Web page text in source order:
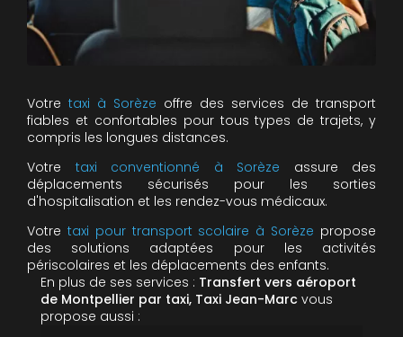
Votre taxi à Sorèze offre des services de transport
fiables et confortables pour tous types de trajets, y
compris les longues distances.
Votre taxi conventionné à Sorèze assure des
déplacements sécurisés pour les sorties
d'hospitalisation et les rendez-vous médicaux.
Votre taxi pour transport scolaire à Sorèze propose
des solutions adaptées pour les activités
périscolaires et les déplacements des enfants.
En plus de ses services : Transfert vers aéroport
de Montpellier par taxi, Taxi Jean-Marc vous
propose aussi :